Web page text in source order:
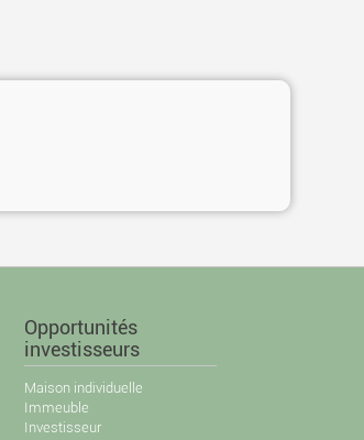
Opportunités
investisseurs
Maison individuelle
Immeuble
Investisseur